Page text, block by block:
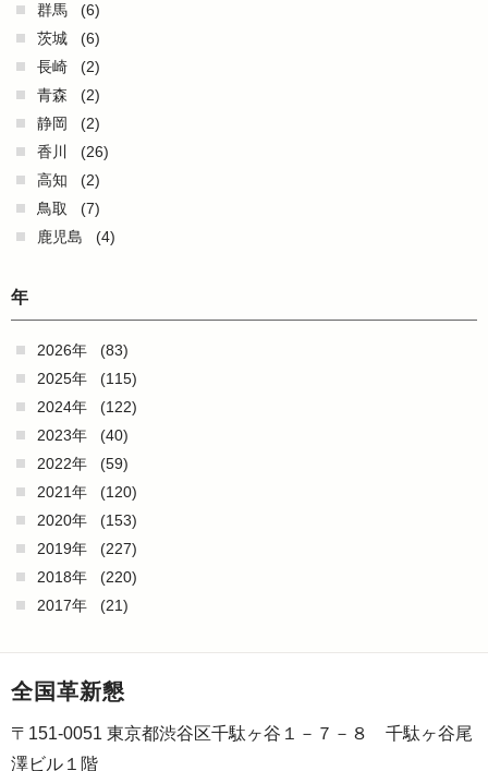
群馬
(6)
茨城
(6)
長崎
(2)
青森
(2)
静岡
(2)
香川
(26)
高知
(2)
鳥取
(7)
鹿児島
(4)
年
2026年
(83)
2025年
(115)
2024年
(122)
2023年
(40)
2022年
(59)
2021年
(120)
2020年
(153)
2019年
(227)
2018年
(220)
2017年
(21)
全国革新懇
〒151-0051 東京都渋谷区千駄ヶ谷１－７－８ 千駄ヶ谷尾
澤ビル１階